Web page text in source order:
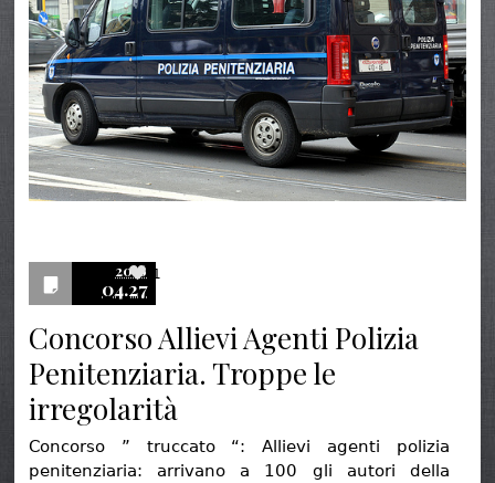
2016
04.27
1
Concorso Allievi Agenti Polizia
Penitenziaria. Troppe le
irregolarità
Concorso ” truccato “: Allievi agenti polizia
penitenziaria: arrivano a 100 gli autori della